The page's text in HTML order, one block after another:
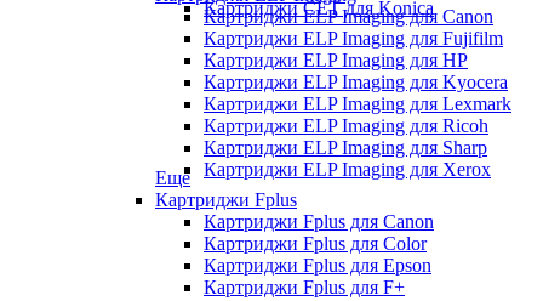
Картриджи CET для Konica
Картриджи ELP Imaging для Canon
Картриджи ELP Imaging для Fujifilm
Картриджи ELP Imaging для HP
Картриджи ELP Imaging для Kyocera
Картриджи ELP Imaging для Lexmark
Картриджи ELP Imaging для Ricoh
Картриджи ELP Imaging для Sharp
Картриджи ELP Imaging для Xerox
Еще
Картриджи Fplus
Картриджи Fplus для Canon
Картриджи Fplus для Color
Картриджи Fplus для Epson
Картриджи Fplus для F+